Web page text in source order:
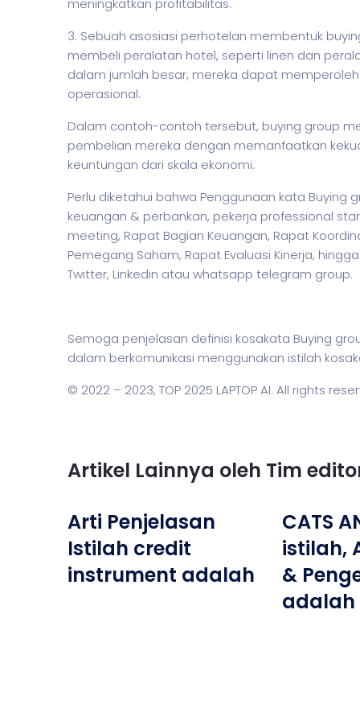
meningkatkan profitabilitas.
3. Sebuah asosiasi perhotelan membentuk
membeli peralatan hotel, seperti linen dan
dalam jumlah besar, mereka dapat
operasional.
Dalam contoh-contoh tersebut, buying group
pembelian mereka dengan memanfaatkan
keuntungan dari skala ekonomi.
Perlu diketahui bahwa Penggunaan kata
keuangan & perbankan, pekerja professional
meeting, Rapat Bagian Keuangan, Rapat
Pemegang Saham, Rapat Evaluasi Kinerja,
Twitter, Linkedin atau whatsapp telegram group.
Semoga penjelasan definisi kosakata Buying
dalam berkomunikasi menggunakan istilah
© 2022 – 2023, TOP 2025 LAPTOP AI. All rights
Artikel Lainnya oleh Tim
Arti Penjelasan
Istilah credit
instrument adalah
CATS
istilah,
&
adalah